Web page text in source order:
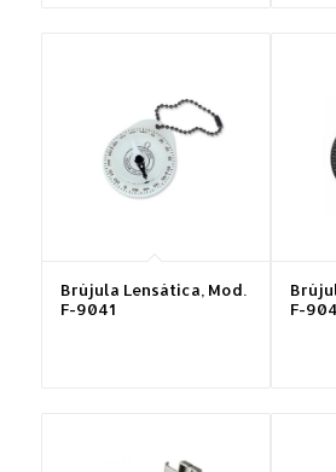
Brújula Lensática, Mod.
F-9041
F-